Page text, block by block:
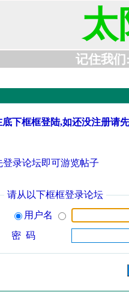
太
记住我们
下框框登陆,如还没注册请
录论坛即可游览帖子
请从以下框框登录论坛
用户名
密 码